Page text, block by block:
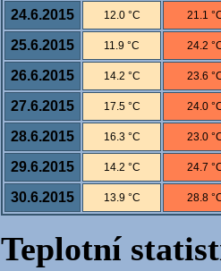
24.6.2015 12.0 °C 21.1
25.6.2015 11.9 °C 24.2
26.6.2015 14.2 °C 23.6
27.6.2015 17.5 °C 24.0
28.6.2015 16.3 °C 23.0
29.6.2015 14.2 °C 24.7
30.6.2015 13.9 °C 28.8
Teplotní